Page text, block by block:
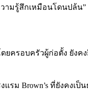
วามรู้สึกเหมือนโดนปล้น”
ยครอบครัวผู้ก่อตั้ง ยังค
รม Brown’s ที่ยังคงเป็